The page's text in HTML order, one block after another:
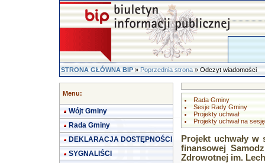
STRONA GŁÓWNA BIP»Poprzednia strona» Odczyt wiadomości
Menu:
Wójt Gminy
Rada Gminy
DEKLARACJA DOSTĘPNOŚCI
SYGNALIŚCI
Rada Gminy
Sesje Rady Gminy
Projekty uchwał
Projekty uchwał na
Projekt uchwały
finansowej
Zdrowotnej im.